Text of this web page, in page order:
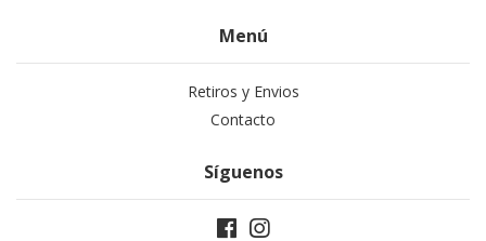
Menú
Retiros y Envios
Contacto
Síguenos